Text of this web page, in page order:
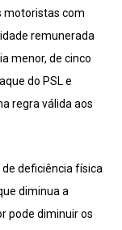
motoristas com
remunerada
menor, de cinco
do PSL e
regra válida aos
de deficiência física
diminua a
pode diminuir os